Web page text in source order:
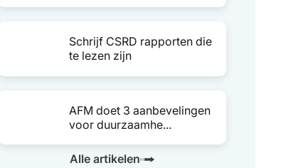
Schrijf CSRD rapporten die
te lezen zijn
AFM doet 3 aanbevelingen
voor duurzaamhe...
Alle artikelen